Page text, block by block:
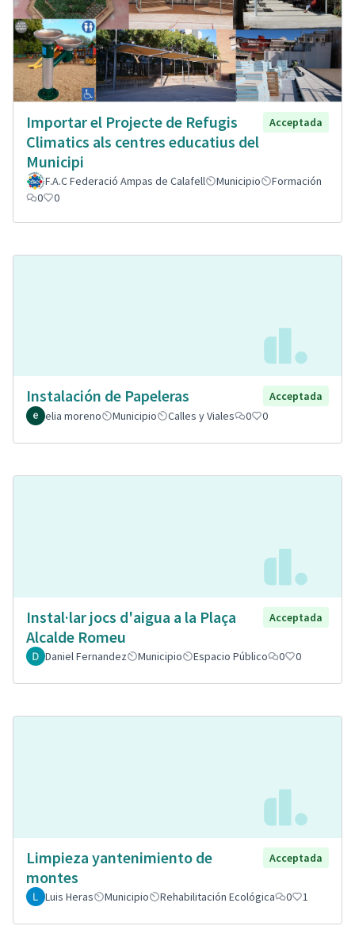
Importar el Projecte de Refugis
Climatics als centres educatius del
Municipi
Acceptada
F.A.C Federació Ampas de Calafell Municipio
Formación
0
0
Instalación de Papeleras
Acceptada
elia moreno
Municipio Calles y Viales 0 0
Instal·lar jocs d'aigua a la Plaça
Alcalde Romeu
Acceptada
Daniel Fernandez Municipio Espacio Público 0 0
Limpieza yantenimiento de
montes
Acceptada
Luis Heras Municipio Rehabilitación Ecológica 0 1